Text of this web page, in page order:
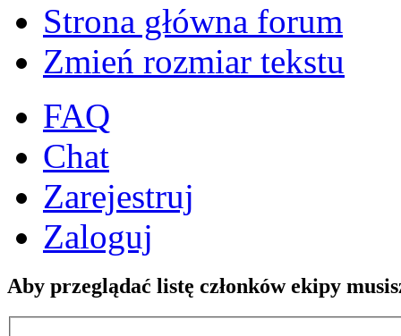
Strona główna forum
Zmień rozmiar tekstu
FAQ
Chat
Zarejestruj
Zaloguj
Aby przeglądać listę członków ekipy